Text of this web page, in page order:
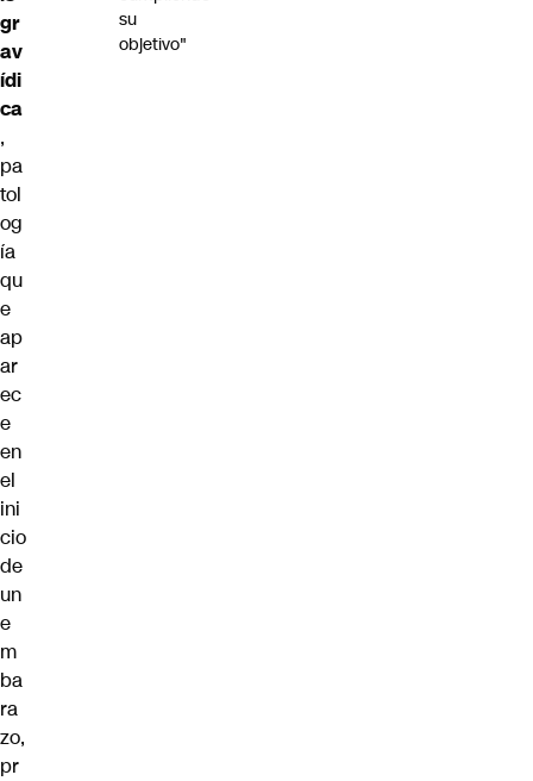
gr
av
ídi
ca
,
pa
tol
og
ía
qu
e
ap
ar
ec
e
en
el
ini
cio
de
un
e
m
ba
ra
zo,
pr
su
objetivo"